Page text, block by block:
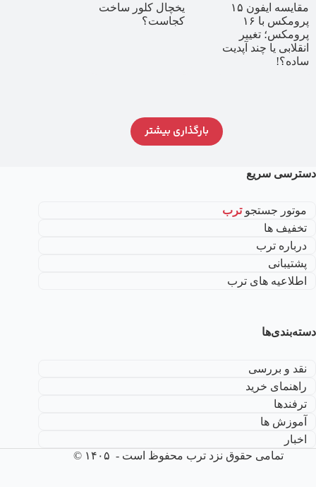
مقایسه ایفون ۱۵
پرومکس با ۱۶
پرومکس؛ تغییر
انقلابی یا چند آپدیت
ساده؟!
یخچال کلور ساخت
کجاست؟
بارگذاری بیشتر
دسترسی سریع
موتور جستجوترب
تخفیف ها
درباره ترب
پشتیبانی
اطلاعیه های ترب
دسته‌بندی‌ها
نقد و بررسی
راهنمای خرید
ترفندها
آموزش ها
اخبار
تمامی حقوق نزد ترب محفوظ است - ۱۴۰۵ ©